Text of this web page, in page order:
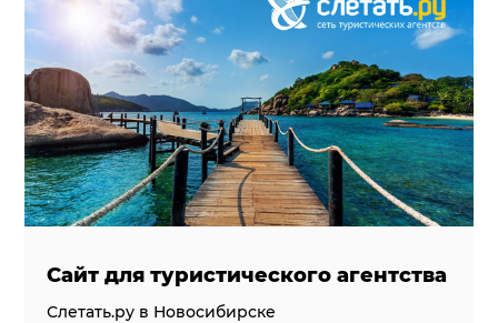
Сайт для туристического агентства
Слетать.ру в Новосибирске